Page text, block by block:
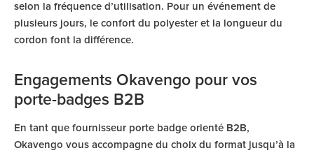
selon la fréquence d’utilisation. Pour un événement de
plusieurs jours, le confort du polyester et la longueur du
cordon font la différence.
Engagements Okavengo pour vos
porte-badges B2B
En tant que fournisseur porte badge orienté B2B,
Okavengo vous accompagne du choix du format jusqu’à la